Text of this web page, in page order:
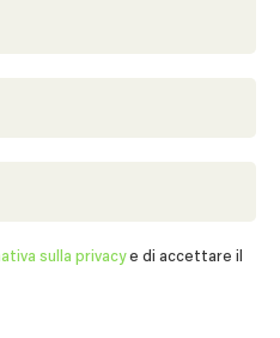
sulla privacye di accettare il